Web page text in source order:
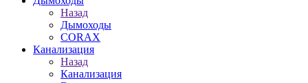
Назад
Дымоходы
CORAX
Канализация
Назад
Канализация